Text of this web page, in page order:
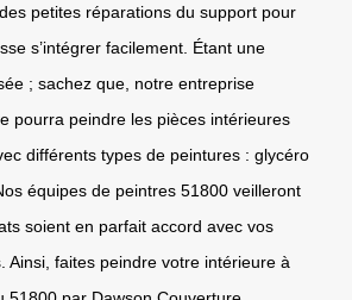
petites réparations du support pour
s’intégrer facilement. Étant une
; sachez que, notre entreprise
pourra peindre les pièces intérieures
différents types de peintures : glycéro
équipes de peintres 51800 veilleront
soient en parfait accord avec vos
Ainsi, faites peindre votre intérieure à